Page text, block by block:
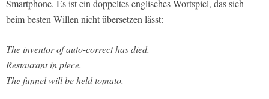
Smartphone. Es ist ein doppeltes englisches Wortspiel, das sich
beim besten Willen nicht übersetzen lässt:
The inventor of auto-correct has died.
Restaurant in piece.
The funnel will be held tomato.